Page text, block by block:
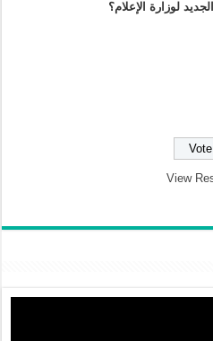
لوزارة الإعلام؟
View